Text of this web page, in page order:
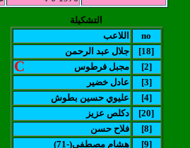
اللاعب
no
جلال عبد الرحمن
[18]
مجبل فرطوس
[2]
عادل خضير
[3]
عليوي حسين بطوش
[4]
دكلص عزيز
[20]
فلاح حسن
[8]
(هشام مصطفى(-71
[9]
التشكيلة
C